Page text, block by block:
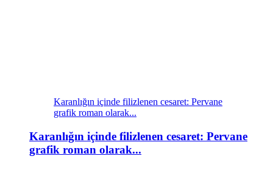
Karanlığın içinde filizlenen cesaret: Pervane
grafik roman olarak...
Karanlığın içinde filizlenen cesaret: Pervane
grafik roman olarak...